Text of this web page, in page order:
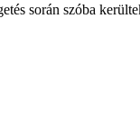
során szóba